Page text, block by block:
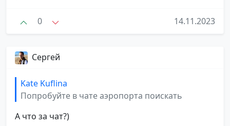
0 14.11.2023
Сергей
Kate Kuflina
Попробуйте в чате аэропорта поискать
А что за чат?)